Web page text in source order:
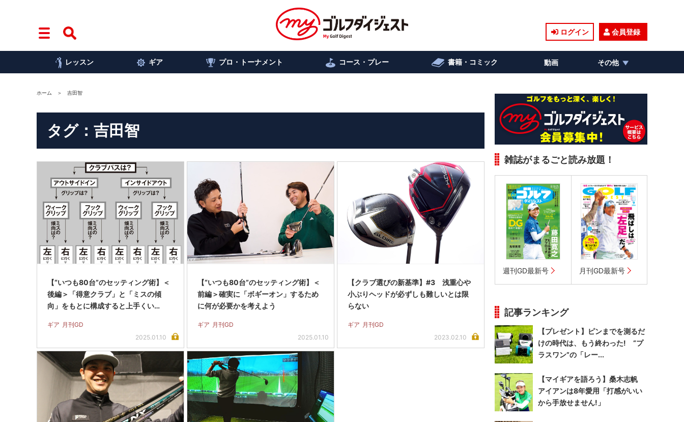
ログイン 会員登録
レッスン ギア プロ・トーナメント コース・プレー 書籍・コミック 動画 その他
ホーム 吉田智
タグ：吉田智
【“いつも80台”のセッティング術】＜
後編＞「得意クラブ」と「ミスの傾
向」をもとに構成すると上手くい…
ギア 月刊GD
2025.01.10
【“いつも80台”のセッティング術】＜
前編＞確実に「ボギーオン」するため
に何が必要かを考えよう
ギア 月刊GD
2025.01.10
【クラブ選びの新基準】#3 浅重心や
小ぶりヘッドが必ずしも難しいとは限
らない
ギア 月刊GD
2023.02.10
雑誌がまるごと読み放題！
週刊GD最新号 月刊GD最新号
記事ランキング
【プレゼント】ピンまでを測るだ
けの時代は、もう終わった! “プ
ラスワン”の「レー...
【マイギアを語ろう】桑木志帆
アイアンは8年愛用「打感がいい
から手放せません!」